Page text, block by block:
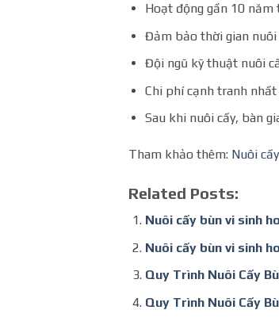
Hoạt động gần 10 năm
Đảm bảo thời gian nuôi
Đội ngũ kỹ thuật nuôi
Chi phí cạnh tranh nhất
Sau khi nuôi cấy, bàn
Tham khảo thêm: Nuôi
Related Posts:
Nuôi cấy bùn vi sinh
Nuôi cấy bùn vi sinh
Quy Trình Nuôi Cấy
Quy Trình Nuôi Cấy